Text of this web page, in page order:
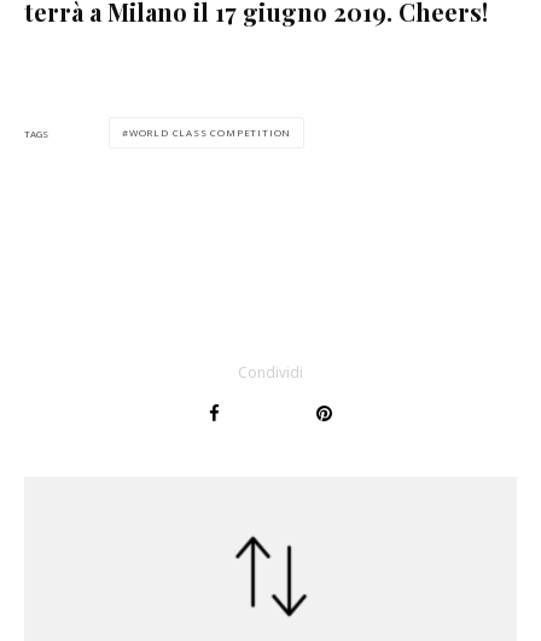
terrà a Milano il 17 giugno 2019. Cheers!
TAGS WORLD CLASS COMPETITION
Condividi